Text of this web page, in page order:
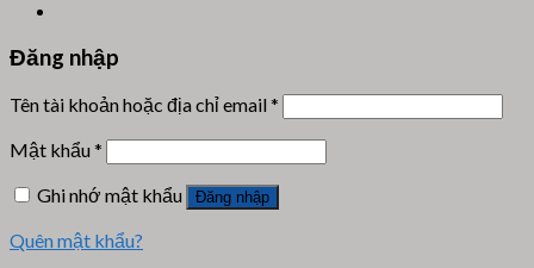
Đăng nhập
Tên tài khoản hoặc địa chỉ email*
Mật khẩu*
Ghi nhớ mật khẩu
Đăng nhập
Quên mật khẩu?